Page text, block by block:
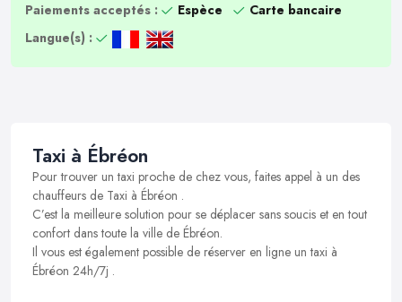
Paiements acceptés :
Espèce
Carte bancaire
Langue(s) :
Taxi à Ébréon
Pour trouver un taxi proche de chez vous, faites appel à un des
chauffeurs de Taxi à Ébréon .
C’est la meilleure solution pour se déplacer sans soucis et en tout
confort dans toute la ville de Ébréon.
Il vous est également possible de réserver en ligne un taxi à
Ébréon 24h/7j .